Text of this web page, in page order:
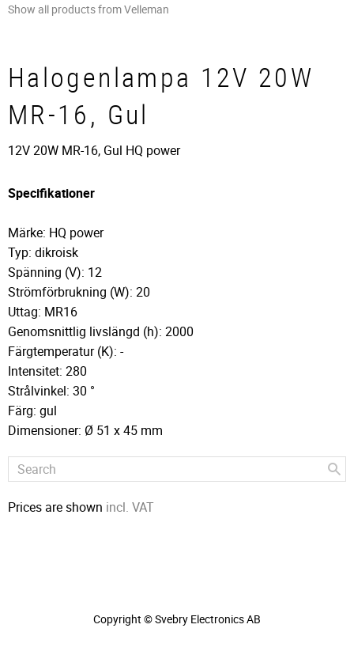
Show all products from Velleman
Halogenlampa 12V 20W
MR-16, Gul
12V 20W MR-16, Gul HQ power
Specifikationer
Märke: HQ power
Typ: dikroisk
Spänning (V): 12
Strömförbrukning (W): 20
Uttag: MR16
Genomsnittlig livslängd (h): 2000
Färgtemperatur (K): -
Intensitet: 280
Strålvinkel: 30 °
Färg: gul
Dimensioner: Ø 51 x 45 mm
Prices are shown incl. VAT
Copyright © Svebry Electronics AB